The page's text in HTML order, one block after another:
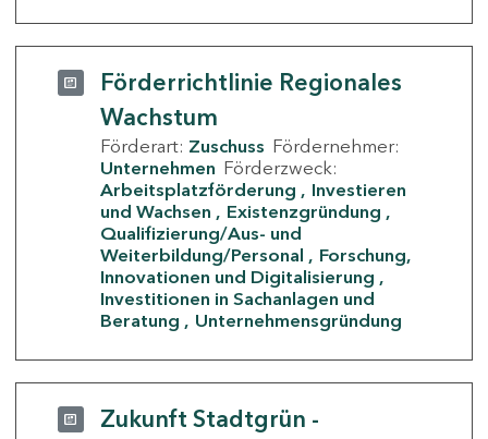
Förderrichtlinie Regionales
Wachstum
Förderart: Zuschuss Fördernehmer:
Unternehmen Förderzweck:
Arbeitsplatzförderung
Investieren
und Wachsen
Existenzgründung
Qualifizierung/Aus- und
Weiterbildung/Personal
Forschung,
Innovationen und Digitalisierung
Investitionen in Sachanlagen und
Beratung
Unternehmensgründung
Zukunft Stadtgrün -